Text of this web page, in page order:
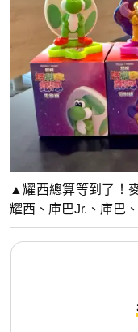
▲耀西總算等到了！
耀西、庫巴Jr.、庫巴